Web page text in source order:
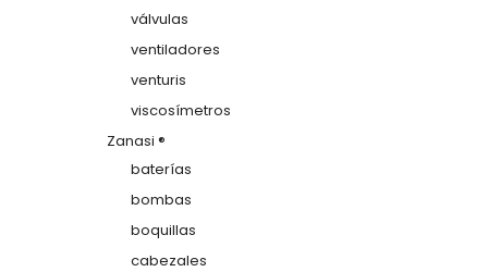
válvulas
ventiladores
venturis
viscosímetros
Zanasi ®
baterías
bombas
boquillas
cabezales